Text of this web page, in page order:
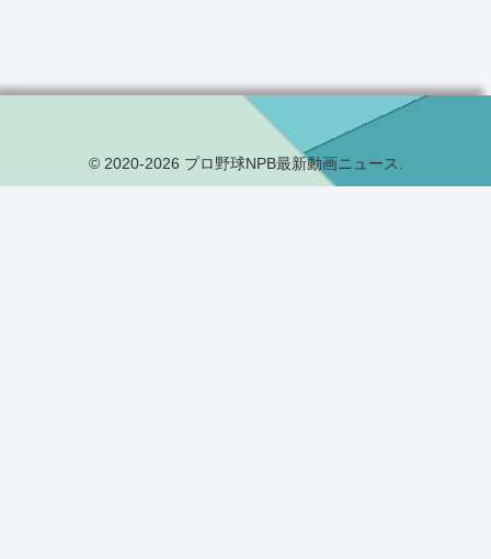
© 2020-2026 プロ野球NPB最新動画ニュース.